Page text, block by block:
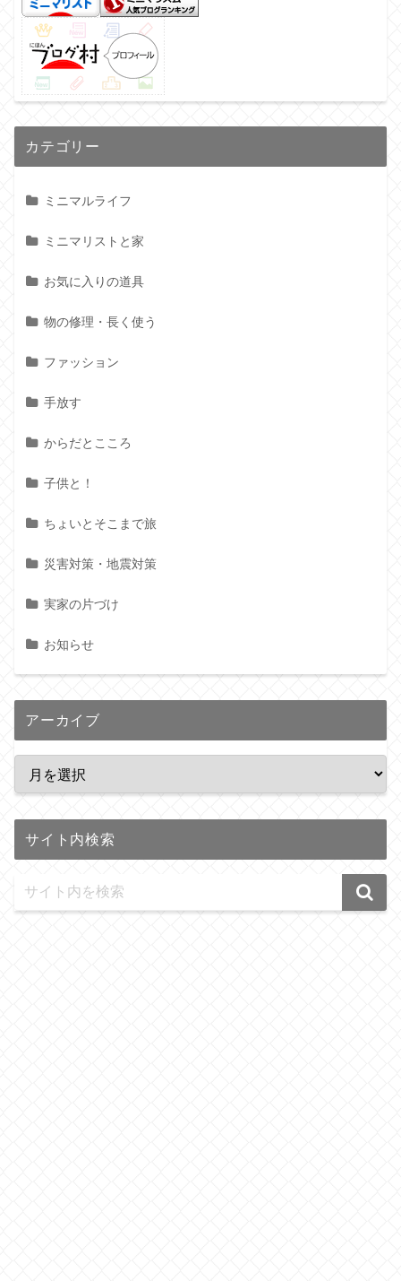
カテゴリー
ミニマルライフ
ミニマリストと家
お気に入りの道具
物の修理・長く使う
ファッション
手放す
からだとこころ
子供と！
ちょいとそこまで旅
災害対策・地震対策
実家の片づけ
お知らせ
アーカイブ
サイト内検索